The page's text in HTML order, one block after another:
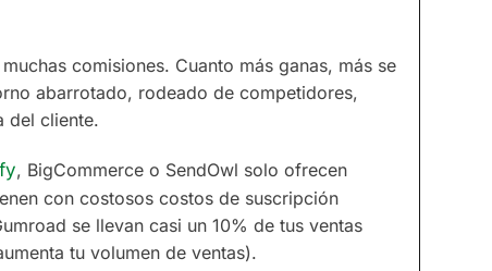
comisiones. Cuanto más ganas, más se
abarrotado, rodeado de competidores,
del cliente.
, BigCommerce o SendOwl solo ofrecen
con costosos costos de suscripción
se llevan casi un 10% de tus ventas
tu volumen de ventas).